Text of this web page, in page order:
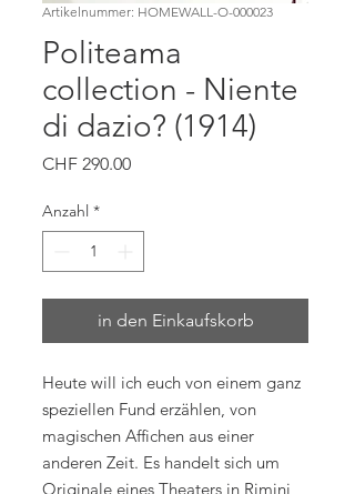
Artikelnummer: HOMEWALL-O-000023
Politeama
collection - Niente
di dazio? (1914)
CHF 290.00Preis
Anzahl *
in den Einkaufskorb
Heute will ich euch von einem ganz
speziellen Fund erzählen, von
magischen Affichen aus einer
anderen Zeit. Es handelt sich um
Originale eines Theaters in Rimini